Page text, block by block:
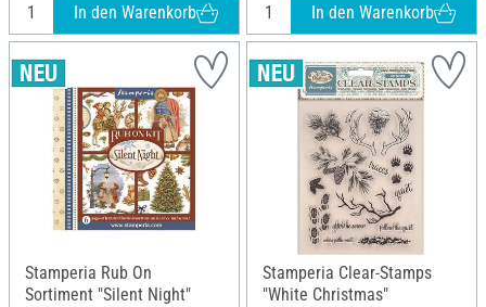
In den Warenkorb In den Warenkorb
Stamperia Rub On
Sortiment "Silent Night"
Stamperia Clear-Stamps
"White Christmas"